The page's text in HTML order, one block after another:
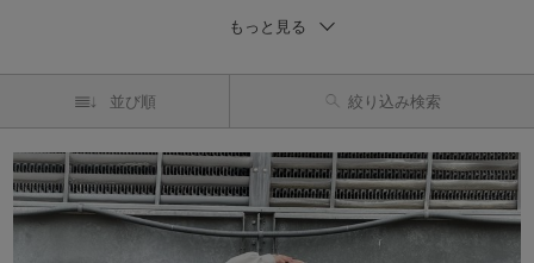
再入荷アイテム
ビッグシルエット Tシャツ デニム ワンピース シャツコーデ
もっと見る
並び順 絞り込み検索